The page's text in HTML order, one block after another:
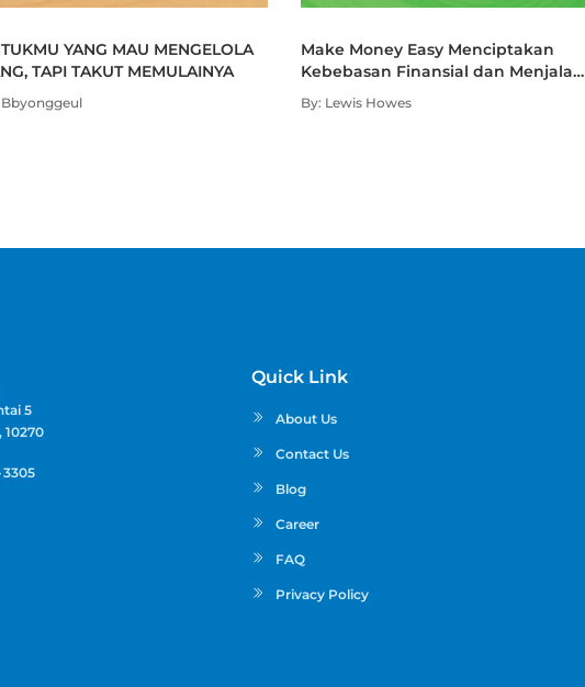
YANG MAU MENGELOLA
TAPI TAKUT MEMULAINYA
Bbyonggeul
Make Money Easy Menciptakan
Kebebasan Finansial dan Menjalani
Hidup Lebih Kaya
By: Lewis Howes
5
10270
3305
Quick Link
About Us
Contact Us
Blog
Career
FAQ
Privacy Policy